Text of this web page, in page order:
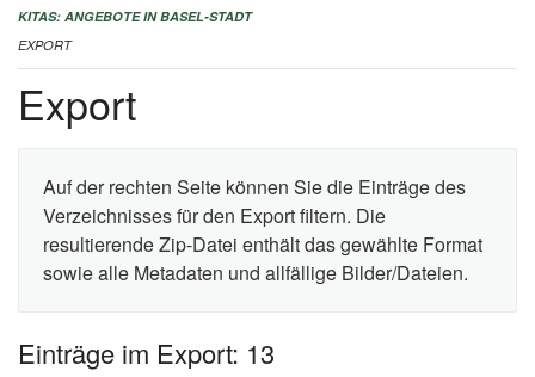
IMPRESSUM
KITAS: ANGEBOTE IN BASEL-STADT
EXPORT
Export
Auf der rechten Seite können Sie die Einträge des
Verzeichnisses für den Export filtern. Die
resultierende Zip-Datei enthält das gewählte Format
sowie alle Metadaten und allfällige Bilder/Dateien.
Einträge im Export: 13